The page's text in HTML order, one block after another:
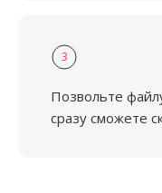
3
Позвольте
сразу сможете